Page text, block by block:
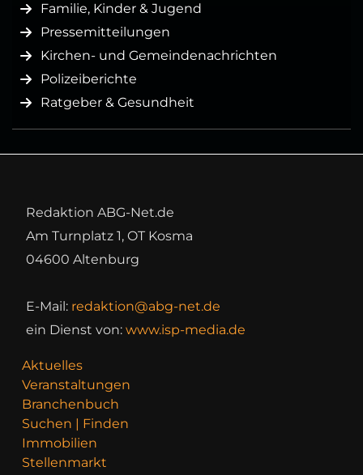
Familie, Kinder & Jugend
Pressemitteilungen
Kirchen- und Gemeindenachrichten
Polizeiberichte
Ratgeber & Gesundheit
Redaktion ABG-Net.de
Am Turnplatz 1, OT Kosma
04600 Altenburg
E-Mail: redaktion@abg-net.de
ein Dienst von: www.isp-media.de
Aktuelles
Veranstaltungen
Branchenbuch
Suchen | Finden
Immobilien
Stellenmarkt